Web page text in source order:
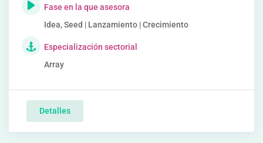
Fase en la que asesora
Idea, Seed | Lanzamiento | Crecimiento
Especialización sectorial
Array
Detalles